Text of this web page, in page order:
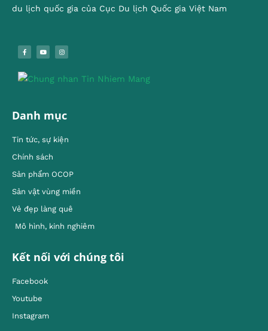
du lịch quốc gia của Cục Du lịch Quốc gia Việt Nam
Danh mục
Tin tức, sự kiện
Chính sách
Sản phẩm OCOP
Sản vật vùng miền
Vẻ đẹp làng quê
Mô hình, kinh nghiêm
Kết nối với chúng tôi
Facebook
Youtube
Instagram